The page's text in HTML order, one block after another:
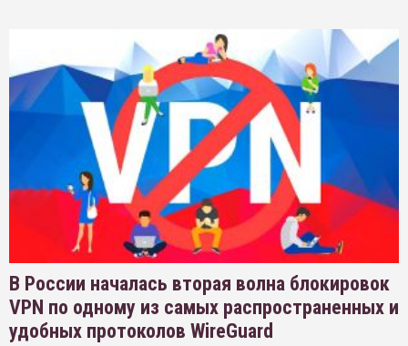
В России началась вторая волна блокировок
VPN по одному из самых распространенных и
удобных протоколов WireGuard